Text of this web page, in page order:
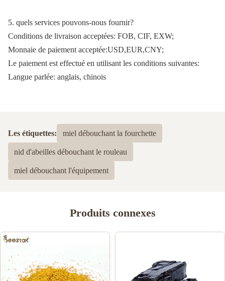
5. quels services pouvons-nous fournir?
Conditions de livraison acceptées: FOB, CIF, EXW;
Monnaie de paiement acceptée:USD,EUR,CNY;
Le paiement est effectué en utilisant les conditions suivantes:
Langue parlée: anglais, chinois
Les étiquettes: miel débouchant la fourchette
nid d'abeilles débouchant le rouleau
miel débouchant l'équipement
Produits connexes